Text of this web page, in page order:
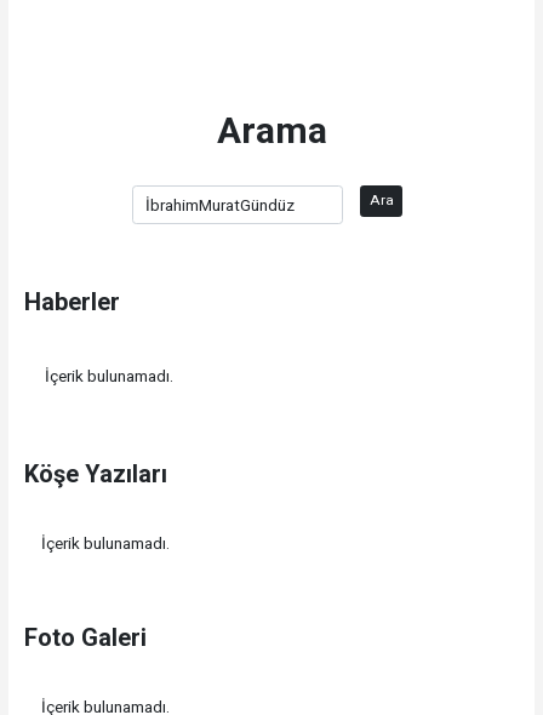
Arama
Ara
Haberler
İçerik bulunamadı.
Köşe Yazıları
İçerik bulunamadı.
Foto Galeri
İçerik bulunamadı.